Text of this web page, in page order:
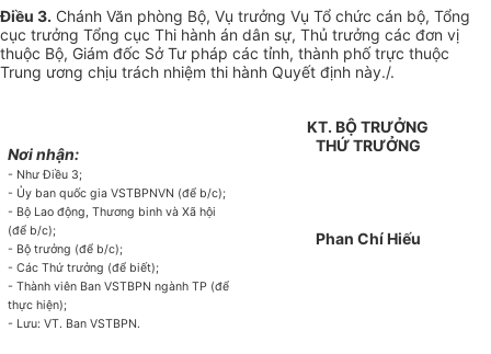
Điều 3. Chánh Văn phòng Bộ, Vụ trưởng Vụ Tổ chức cán bộ, Tổng
cục trưởng Tổng cục Thi hành án dân sự, Thủ trưởng các đơn vị
thuộc Bộ, Giám đốc Sở Tư pháp các tỉnh, thành phố trực thuộc
Trung ương chịu trách nhiệm thi hành Quyết định này./.
Nơi nhận:
- Như Điều 3;
- Ủy ban quốcgia VSTBPNVN (để b/c);
- Bộ Lao động, Thương binh và Xã hội
(để b/c);
- Bộ trưởng (để b/c);
- Các Thứ trưởng (để biết);
- Thành viên Ban VSTBPN ngành TP (để
thực hiện);
- Lưu: VT. Ban VSTBPN.
KT. BỘ TRƯỞNG
THỨ TRƯỞNG
Phan Chí Hiếu